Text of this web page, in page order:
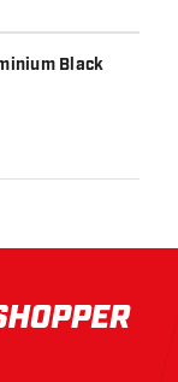
Black
od 250 złoty